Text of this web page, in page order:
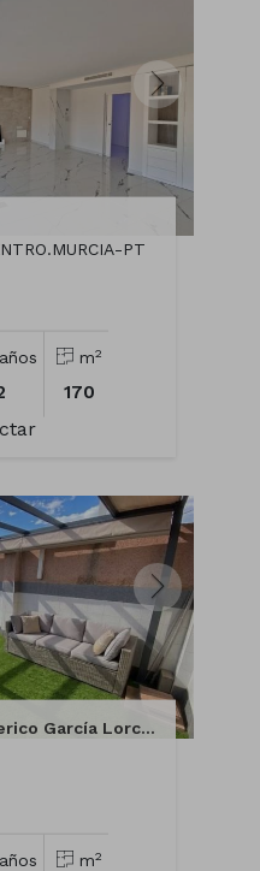
PT
m2
170
Dúplex en Calle Federico García Lorca, 40
m2